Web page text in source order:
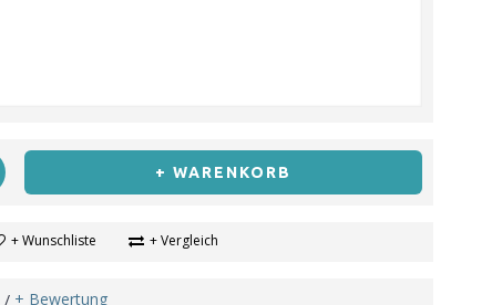
+ WARENKORB
+ Wunschliste + Vergleich
/ + Bewertung